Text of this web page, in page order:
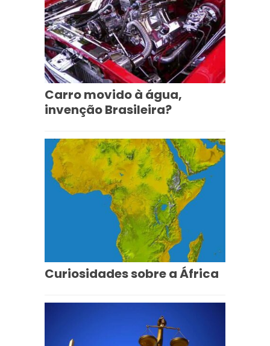
Carro movido à água,
invenção Brasileira?
Curiosidades sobre a África